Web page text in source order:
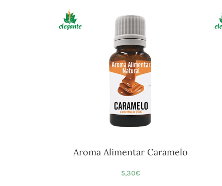
Aroma Alimentar Caramelo
5,30€